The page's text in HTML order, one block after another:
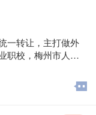
一转让，主打做外
职校，梅州市人民
，租金低，转让